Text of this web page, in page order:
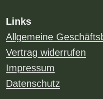
Links
Allgemeine
Vertrag widerrufen
Impressum
Datenschutz